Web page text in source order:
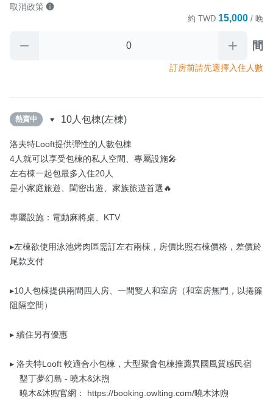
取消政策
約 TWD 15,000 / 晚
間
訂房前請先選擇入住人數
熱賣中 10人包棟(左棟)
洛夫特Looft提供彈性的人數包棟
4人就可以享受包棟的私人空間、專屬設施🎤
左右棟一起包最多入住20人
是小家庭旅遊、閨密出遊、家族旅遊首選🔥
專屬設施：電動麻將桌、KTV
▸左棟欲使用泳池烤肉區需訂左右兩棟，房價比照右棟價格，差價於
尾款支付
▸10人包棟提供兩間四人房、一間雙人和室房（和室房無門，以捲簾
阻隔空間）
▸ 續住另有優惠
▸ 洛夫特Looft 較適合小包棟，大型聚會包棟推薦異國風質感民宿
    曉木&沐煦官網： https://booking.owlting.com/曉木沐煦